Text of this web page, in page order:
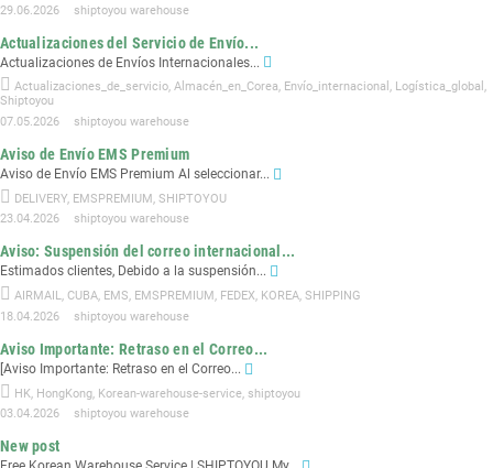
29.06.2026 shiptoyou warehouse
Actualizaciones del Servicio de Envío...
Actualizaciones de Envíos Internacionales...
Actualizaciones_de_servicio, Almacén_en_Corea, Envío_internacional , Logística_global ,
Shiptoyou
07.05.2026
shiptoyou warehouse
Aviso de Envío EMS Premium
Aviso de Envío EMS Premium Al seleccionar...
DELIVERY, EMSPREMIUM, SHIPTOYOU
23.04.2026
shiptoyou warehouse
Aviso: Suspensión del correo internacional...
Estimados clientes, Debido a la suspensión...
AIRMAIL, CUBA, EMS, EMSPREMIUM , FEDEX, KOREA, SHIPPING
18.04.2026
shiptoyou warehouse
Aviso Importante: Retraso en el Correo...
[Aviso Importante: Retraso en el Correo...
HK, HongKong, Korean-warehouse-service, shiptoyou
03.04.2026
shiptoyou warehouse
New post